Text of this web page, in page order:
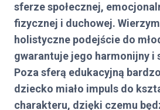
sferze społecznej,
fizycznej i duchowej.
holistyczne podejście do
gwarantuje jego harmonijny i
Poza sferą edukacyjną
dziecko miało impuls do
charakteru, dzięki czemu